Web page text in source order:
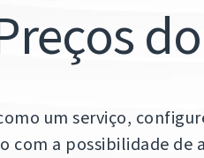
um serviço,
a possibilidade de